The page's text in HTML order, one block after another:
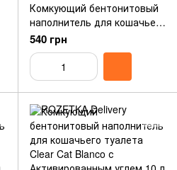
Комкующий бентонитовый
наполнитель для кошачьего
туалета Clear Cat Blanco
алое вера 10 л
540 грн